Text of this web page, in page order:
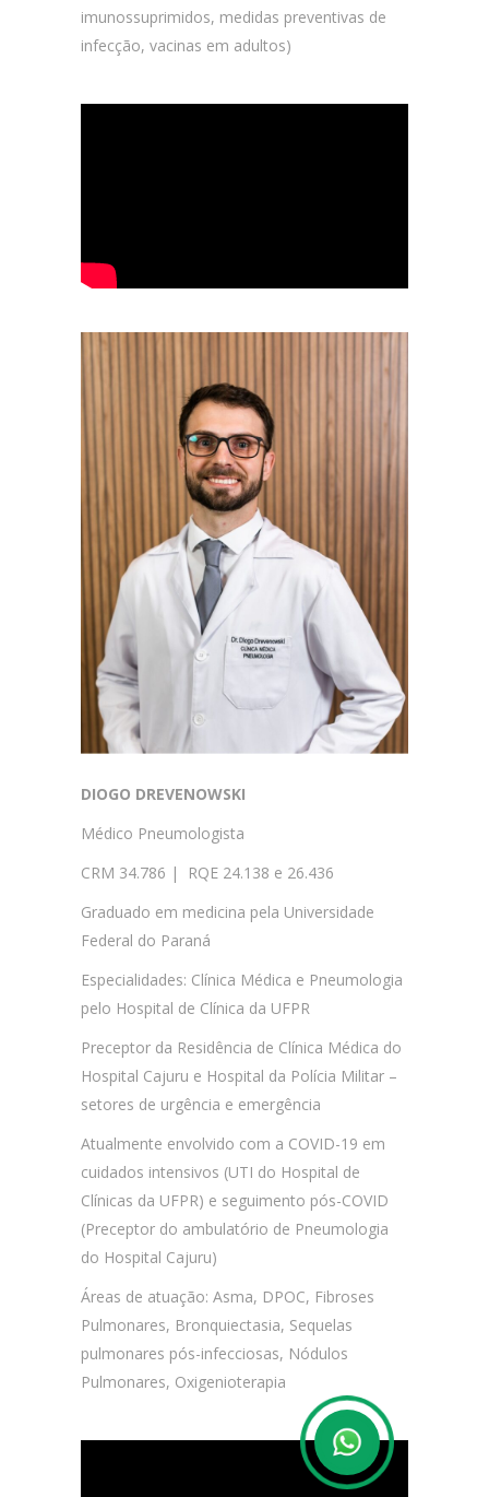
imunossuprimidos, medidas preventivas de
infecção, vacinas em adultos)
DIOGO DREVENOWSKI
Médico Pneumologista
CRM 34.786 | RQE 24.138 e 26.436
Graduado em medicina pela Universidade
Federal do Paraná
Especialidades: Clínica Médica e Pneumologia
pelo Hospital de Clínica da UFPR
Preceptor da Residência de Clínica Médica do
Hospital Cajuru e Hospital da Polícia Militar –
setores de urgência e emergência
Atualmente envolvido com a COVID-19 em
cuidados intensivos (UTI do Hospital de
Clínicas da UFPR) e seguimento pós-COVID
(Preceptor do ambulatório de Pneumologia
do Hospital Cajuru)
Áreas de atuação: Asma, DPOC, Fibroses
Pulmonares, Bronquiectasia, Sequelas
pulmonares pós-infecciosas, Nódulos
Pulmonares, Oxigenioterapia